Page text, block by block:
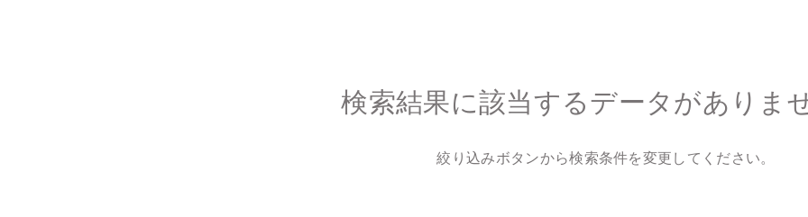
検索結果に該当するデータがありま
絞り込みボタンから検索条件を変更してください。